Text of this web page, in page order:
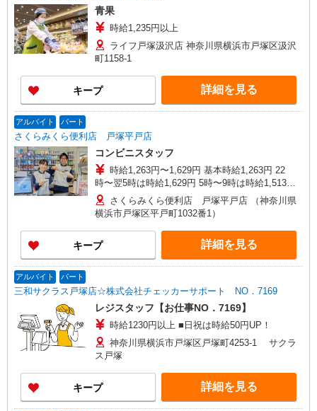
青果
時給1,235円以上
ライフ戸塚汲沢店 神奈川県横浜市戸塚区汲沢
町1158-1
キープ 詳細を見る
アルバイト パート
さくらみくら便利店 戸塚平戸店
コンビニスタッフ
時給1,263円〜1,629円 基本時給1,263円 22
時〜翌5時は時給1,629円 5時〜9時は時給1,513円
交通費：規定内支給
さくらみくら便利店 戸塚平戸店 （神奈川県
横浜市戸塚区平戸町1032番1）
キープ 詳細を見る
アルバイト パート
三和サクラス戸塚店☆株式会社チェッカーサポート NO．7169
レジスタッフ【お仕事NO．7169】
時給1230円以上 ■日祝は時給50円UP！
神奈川県横浜市戸塚区戸塚町4253-1 サクラ
ス戸塚
キープ 詳細を見る